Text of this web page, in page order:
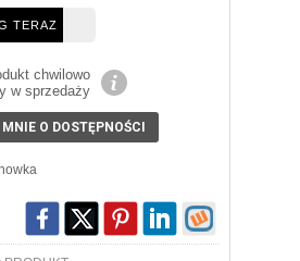
TERAZ
chwilowo
w sprzedaży
O DOSTĘPNOŚCI